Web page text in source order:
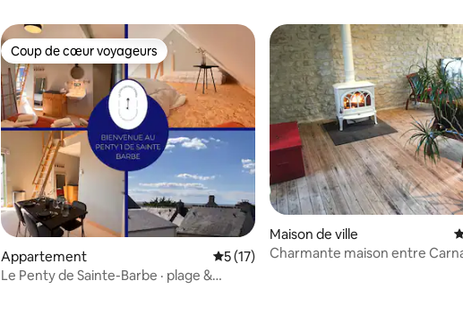
Coup de cœur voyageurs
Coup de cœur voyageurs
Appartement Évaluation moyenne sur la base de 17
5 (17)
Le Penty de Sainte-Barbe · plage &
Maison de ville
Charmante maison entre